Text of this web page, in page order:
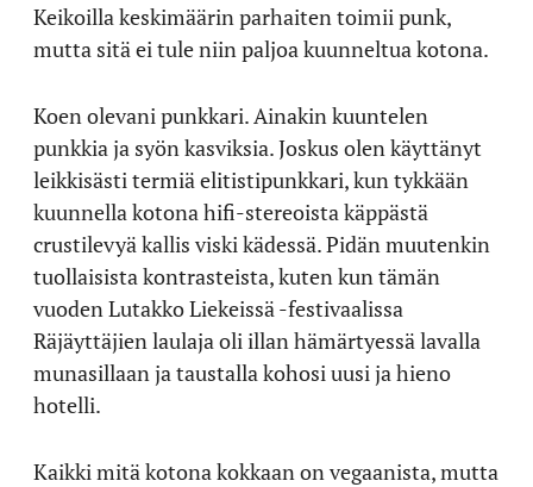
Keikoilla keskimäärin parhaiten toimii punk,
mutta sitä ei tule niin paljoa kuunneltua kotona.
Koen olevani punkkari. Ainakin kuuntelen
punkkia ja syön kasviksia. Joskus olen käyttänyt
leikkisästi termiä elitistipunkkari, kun tykkään
kuunnella kotona hifi-stereoista käppästä
crustilevyä kallis viski kädessä. Pidän muutenkin
tuollaisista kontrasteista, kuten kun tämän
vuoden Lutakko Liekeissä -festivaalissa
Räjäyttäjien laulaja oli illan hämärtyessä lavalla
munasillaan ja taustalla kohosi uusi ja hieno
hotelli.
Kaikki mitä kotona kokkaan on vegaanista, mutta